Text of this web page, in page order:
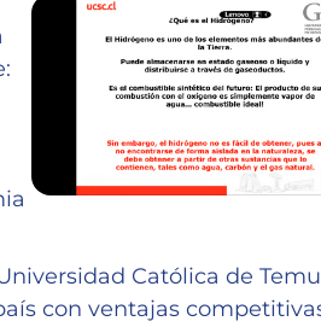
Católica de
con ventajas